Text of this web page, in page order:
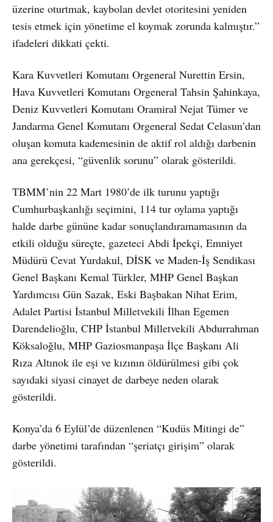
üzerine oturtmak, kaybolan devlet otoritesini yeniden
tesis etmek için yönetime el koymak zorunda kalmıştır.”
ifadeleri dikkati çekti.
Kara Kuvvetleri Komutanı Orgeneral Nurettin Ersin,
Hava Kuvvetleri Komutanı Orgeneral Tahsin Şahinkaya,
Deniz Kuvvetleri Komutanı Oramiral Nejat Tümer ve
Jandarma Genel Komutanı Orgeneral Sedat Celasun’dan
oluşan komuta kademesinin de aktif rol aldığı darbenin
ana gerekçesi, “güvenlik sorunu” olarak gösterildi.
TBMM’nin 22 Mart 1980’de ilk turunu yaptığı
Cumhurbaşkanlığı seçimini, 114 tur oylama yaptığı
halde darbe gününe kadar sonuçlandıramamasının da
etkili olduğu süreçte, gazeteci Abdi İpekçi, Emniyet
Müdürü Cevat Yurdakul, DİSK ve Maden-İş Sendikası
Genel Başkanı Kemal Türkler, MHP Genel Başkan
Yardımcısı Gün Sazak, Eski Başbakan Nihat Erim,
Adalet Partisi İstanbul Milletvekili İlhan Egemen
Darendelioğlu, CHP İstanbul Milletvekili Abdurrahman
Köksaloğlu, MHP Gaziosmanpaşa İlçe Başkanı Ali
Rıza Altınok ile eşi ve kızının öldürülmesi gibi çok
sayıdaki siyasi cinayet de darbeye neden olarak
gösterildi.
Konya’da 6 Eylül’de düzenlenen “Kudüs Mitingi de”
darbe yönetimi tarafından “şeriatçı girişim” olarak
gösterildi.